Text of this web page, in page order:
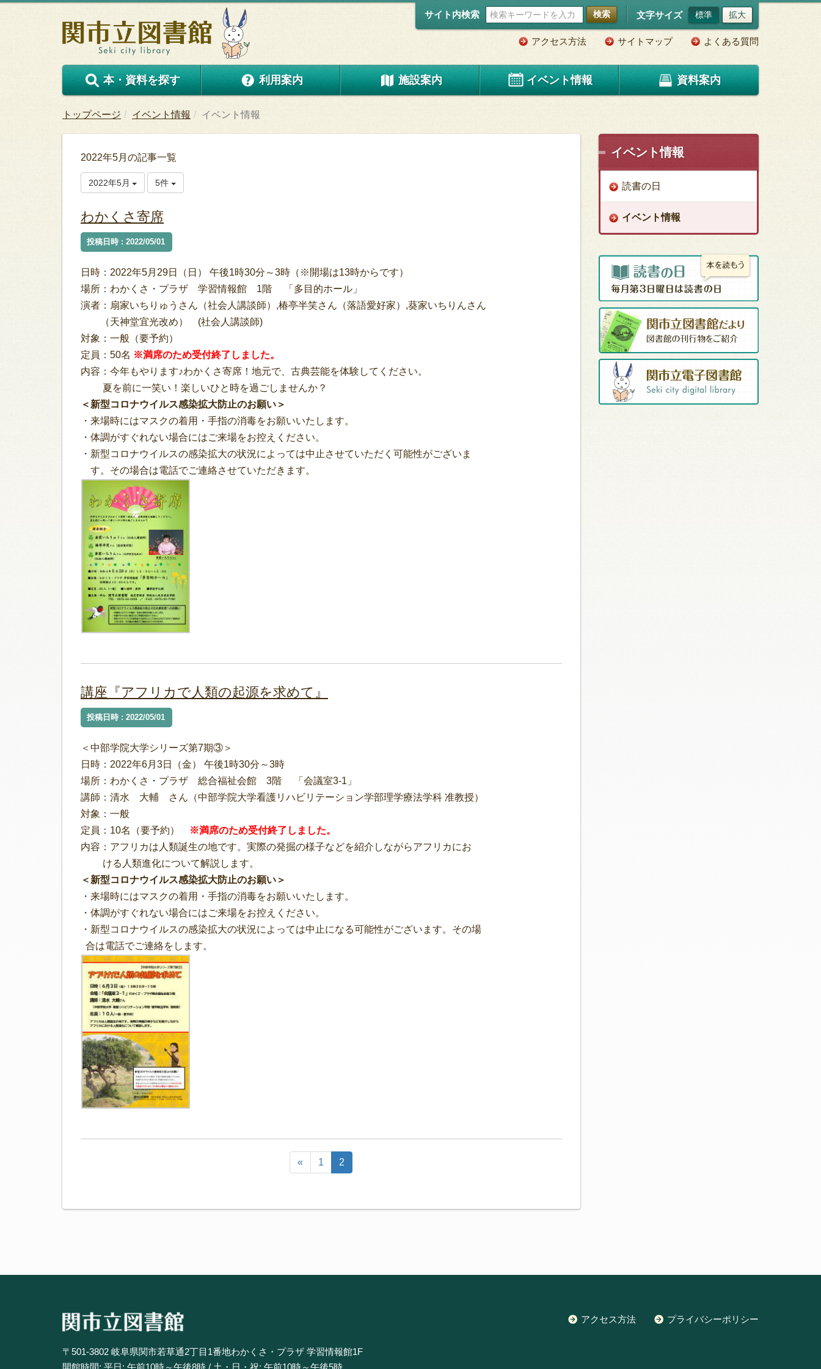
サイト内検索 検索 文字サイズ 標準 拡大
アクセス方法 サイトマップ よくある質問
本・資料を探す 利用案内 施設案内 イベント情報 資料案内
トップページ イベント情報 イベント情報
2022年5月の記事一覧
2022年5月 5件
わかくさ寄席
投稿日時 : 2022/05/01
日時：2022年5月29日（日） 午後1時30分～3時（※開場は13時からです）
場所：わかくさ・プラザ 学習情報館 1階 「多目的ホール」
演者：扇家いちりゅうさん（社会人講談師）,椿亭半笑さん（落語愛好家）,葵家いちりんさん
（天神堂宜光改め） (社会人講談師)
対象：一般（要予約）
定員：50名 ※満席のため受付終了しました。
内容：今年もやります♪わかくさ寄席！地元で、古典芸能を体験してください。
夏を前に一笑い！楽しいひと時を過ごしませんか？
＜新型コロナウイルス感染拡大防止のお願い＞
・来場時にはマスクの着用・手指の消毒をお願いいたします。
・体調がすぐれない場合にはご来場をお控えください。
・新型コロナウイルスの感染拡大の状況によっては中止させていただく可能性がございま
す。その場合は電話でご連絡させていただきます。
講座『アフリカで人類の起源を求めて』
投稿日時 : 2022/05/01
＜中部学院大学シリーズ第7期③＞
日時：2022年6月3日（金） 午後1時30分～3時
場所：わかくさ・プラザ 総合福祉会館 3階 「会議室3-1」
講師：清水 大輔 さん（中部学院大学看護リハビリテーション学部理学療法学科 准教授）
対象：一般
定員：10名（要予約）
※満席のため受付終了しました。
内容：アフリカは人類誕生の地です。実際の発掘の様子などを紹介しながらアフリカにお
ける人類進化について解説します。
＜新型コロナウイルス感染拡大防止のお願い＞
・来場時にはマスクの着用・手指の消毒をお願いいたします。
・体調がすぐれない場合にはご来場をお控えください。
・新型コロナウイルスの感染拡大の状況によっては中止になる可能性がございます。その場
合は電話でご連絡をします。
« 1 2
イベント情報
読書の日
イベント情報
〒501-3802 岐阜県関市若草通2丁目1番地わかくさ・プラザ 学習情報館1F
アクセス方法 プライバシーポリシー